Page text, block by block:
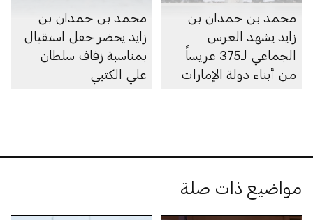
محمد بن حمدان بن
زايد يشهد العرس
الجماعي لـ375 عريساً
من أبناء دولة الإمارات
محمد بن حمدان بن
زايد يحضر حفل استقبال
بمناسبة زفاف سلطان
علي الكتبي
مواضيع ذات صلة